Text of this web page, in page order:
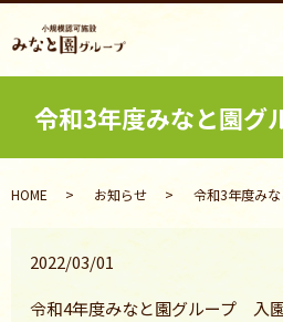
令和3年度みなと園
HOME お知らせ 令和3年度み
2022/03/01
令和4年度みなと園グループ 入